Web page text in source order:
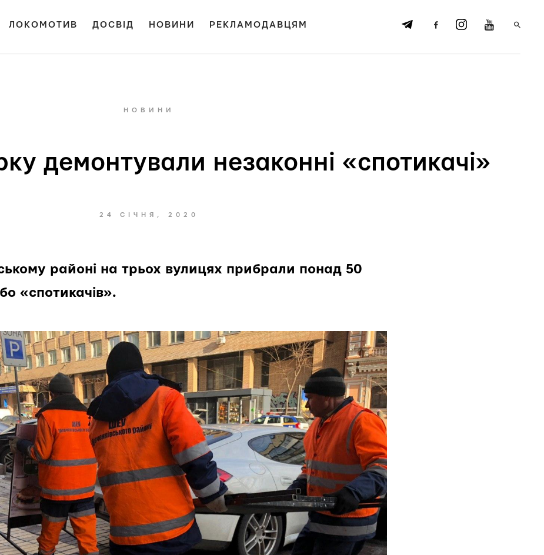
ЛОКОМОТИВ ДОСВІД НОВИНИ РЕКЛАМОДАВЦЯМ
НОВИНИ
демонтували незаконні «спотикачі»
24 СІЧНЯ, 2020
районі на трьох вулицях прибрали понад 50
«спотикачів».